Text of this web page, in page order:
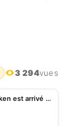
3 294vues
Turquie – Etats-Unis: Antony Blinken est arrivé à Istanbul